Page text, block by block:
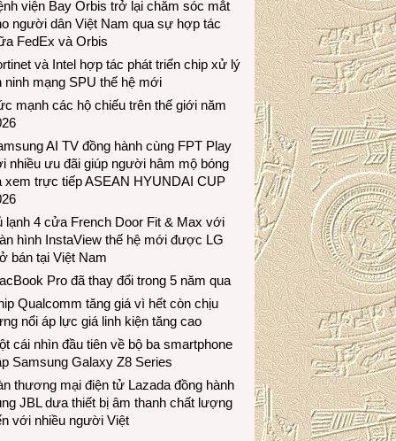
viện Bay Orbis trở lại chăm sóc mắt
người dân Việt Nam qua sự hợp tác
FedEx và Orbis
và Intel hợp tác phát triển chip xử lý
ninh mạng SPU thế hệ mới
mạnh các hộ chiếu trên thế giới năm
AI TV đồng hành cùng FPT Play
nhiều ưu đãi giúp người hâm mộ bóng
xem trực tiếp ASEAN HYUNDAI CUP
lạnh 4 cửa French Door Fit & Max với
hình InstaView thế hệ mới được LG
bán tại Việt Nam
Pro đã thay đổi trong 5 năm qua
Qualcomm tăng giá vì hết còn chịu
nổi áp lực giá linh kiện tăng cao
cái nhìn đầu tiên về bộ ba smartphone
Samsung Galaxy Z8 Series
thương mại điện tử Lazada đồng hành
JBL dưa thiết bị âm thanh chất lượng
với nhiều người Việt